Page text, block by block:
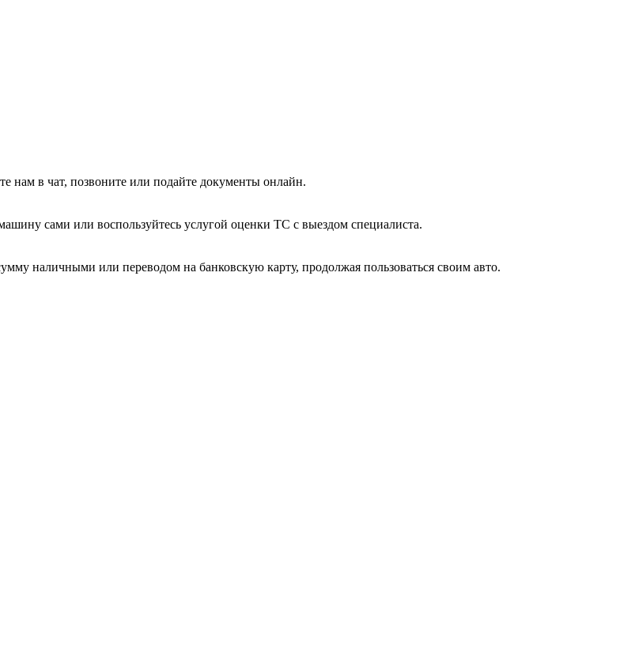
нам в чат, позвоните или подайте документы онлайн.
сами или воспользуйтесь услугой оценки ТС с выездом специалиста.
наличными или переводом на банковскую карту, продолжая пользоваться своим авто.